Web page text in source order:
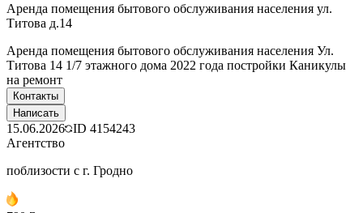
Аренда помещения бытового обслуживания населения ул.
Титова д.14
Аренда помещения бытового обслуживания населения Ул.
Титова 14 1/7 этажного дома 2022 года постройки Каникулы
на ремонт
Контакты
Написать
15.06.2026 ID 4154243
Агентство
поблизости с г. Гродно